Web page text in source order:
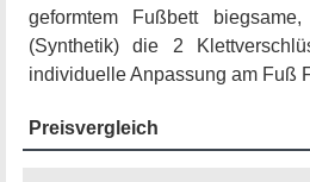
geformtem Fußbett
(Synthetik) die 2
individuelle Anpassung am Fuß
Preisvergleich